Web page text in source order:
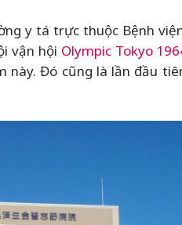
y tá trực thuộc Bệnh
vận hội Olympic Tokyo
này. Đó cũng là lần đầu